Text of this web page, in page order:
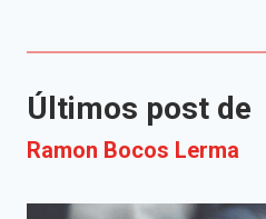
Últimos post de
Ramon Bocos Lerma